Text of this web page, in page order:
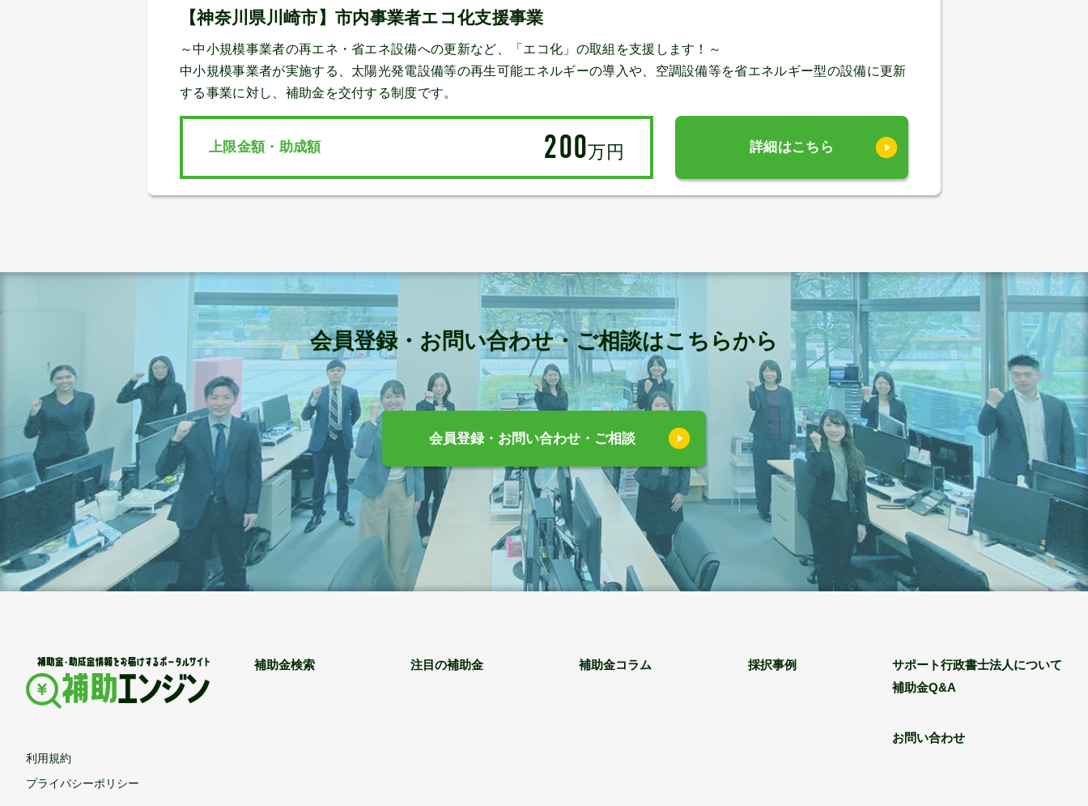
【神奈川県川崎市】市内事業者エコ化支援事業
～中小規模事業者の再エネ・省エネ設備への更新など、「エコ化」の取組を支援します！～
中小規模事業者が実施する、太陽光発電設備等の再生可能エネルギーの導入や、空調設備等を省エネルギー型の設備に更新
する事業に対し、補助金を交付する制度です。
上限金額・助成額 200万円 詳細はこちら
会員登録・お問い合わせ・ご相談はこちらから
会員登録・お問い合わせ・ご相談
補助金検索 注目の補助金 補助金コラム 採択事例
サポート行政書士法人について
補助金Q&A
お問い合わせ
利用規約
プライバシーポリシー